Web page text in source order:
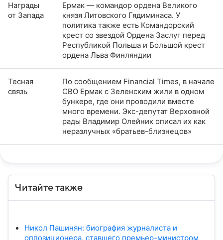
Награды
от Запада
Ермак — командор ордена Великого
князя Литовского Гядиминаса. У
политика также есть Командорский
крест со звездой Ордена Заслуг перед
Республикой Польша и Большой крест
ордена Льва Финляндии
Тесная
связь
По сообщением Financial Times, в начале
СВО Ермак с Зеленским жили в одном
бункере, где они проводили вместе
много времени. Экс-депутат Верховной
рады Владимир Олейник описал их как
неразлучных «братьев-близнецов»
Читайте также
Никол Пашинян: биография журналиста и
оппозиционера, ставшего премьер-министром